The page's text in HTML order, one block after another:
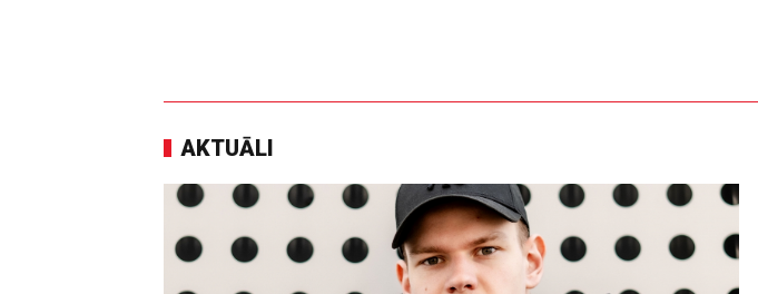
AKTUĀLI